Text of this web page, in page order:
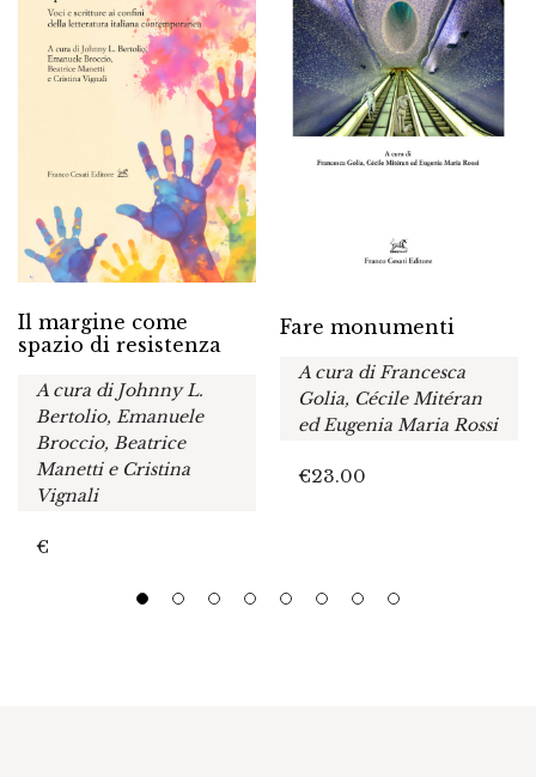
Il margine come
spazio di resistenza
A cura di Johnny L.
Bertolio, Emanuele
Broccio, Beatrice
Manetti e Cristina
Vignali
€
Fare monumenti
A cura di Francesca
Golia, Cécile Mitéran
ed Eugenia Maria Rossi
€23.00